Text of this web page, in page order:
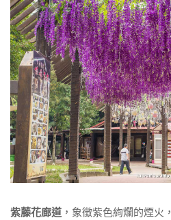
紫藤花廊道 ，象徵紫色絢爛的煙火，